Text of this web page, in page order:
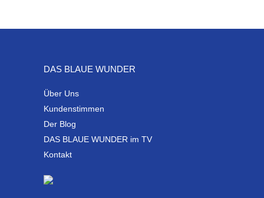
DAS BLAUE WUNDER
Über Uns
Kundenstimmen
Der Blog
DAS BLAUE WUNDER im TV
Kontakt